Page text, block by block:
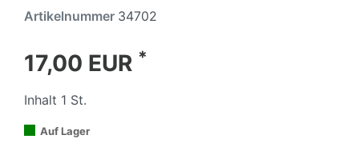
Artikelnummer 34702
17,00 EUR *
Inhalt 1 St.
Auf Lager